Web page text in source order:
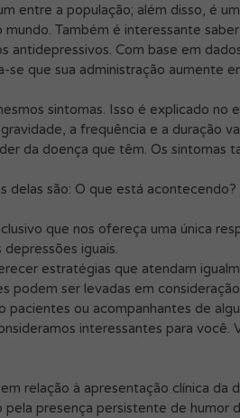
entre a população; além disso, é
Também é interessante
antidepressivos. Com base em
se que sua administração aumente
sintomas. Isso é explicado no
a frequência e a duração
da doença que têm. Os sintomas
delas são: O que está
que nos ofereça uma única
iguais.
estratégias que atendam
podem ser levadas em
ou acompanhantes de
interessantes para você.
relação à apresentação clínica da
presença persistente de humor